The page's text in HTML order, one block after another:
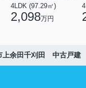
4LDK (97.29㎡)
2,098万円
上余田千刈田 中古戸建